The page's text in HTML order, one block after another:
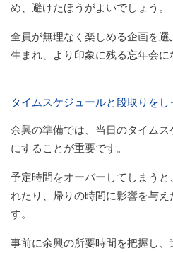
め、避けたほうがよいでしょう。
全員が無理なく楽しめる企画を
生まれ、より印象に残る忘年会に
タイムスケジュールと段取りをし
余興の準備では、当日のタイム
にすることが重要です。
予定時間をオーバーしてしまう
れたり、帰りの時間に影響を与
す。
事前に余興の所要時間を把握し